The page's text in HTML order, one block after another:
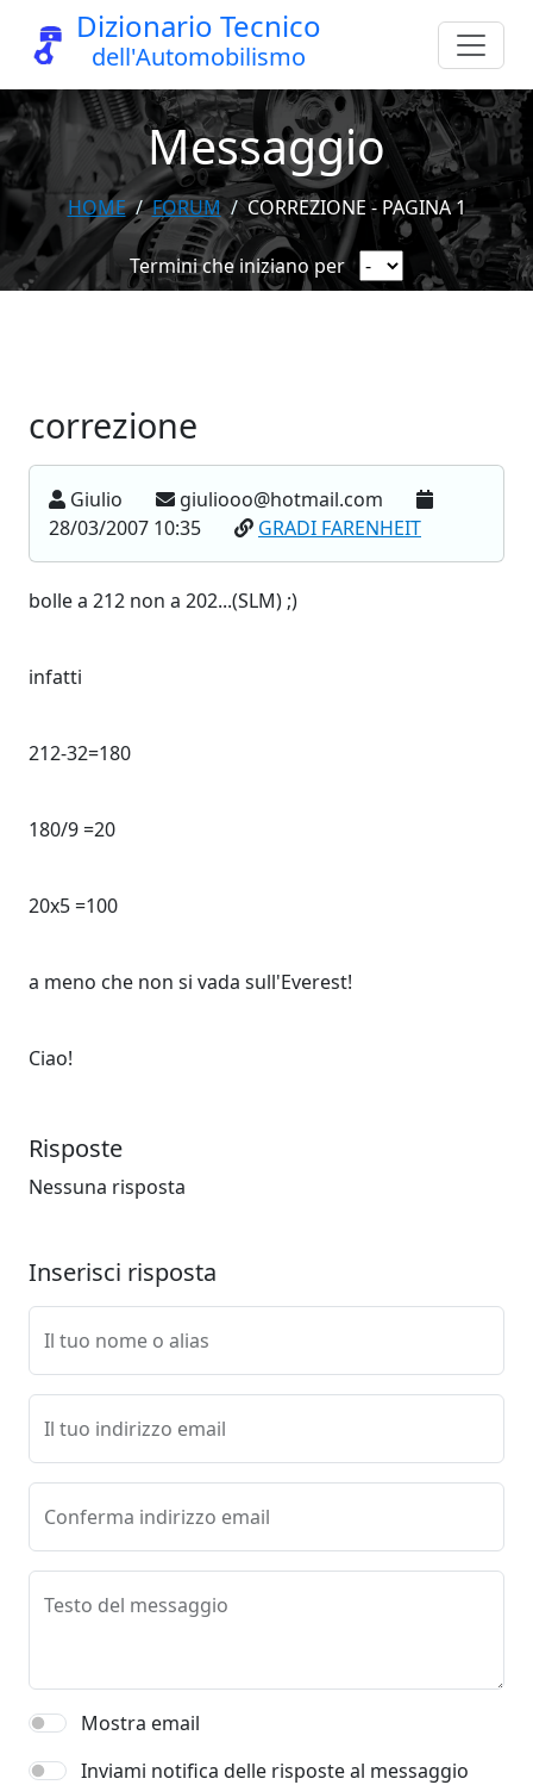
Dizionario Tecnico
dell'Automobilismo
Messaggio
HOME FORUM CORREZIONE - PAGINA 1
Termini che iniziano per
correzione
Giulio
giuliooo@hotmail.com
28/03/2007 10:35
GRADI FARENHEIT
bolle a 212 non a 202...(SLM) ;)
infatti
212-32=180
180/9 =20
20x5 =100
a meno che non si vada sull'Everest!
Ciao!
Risposte
Nessuna risposta
Inserisci risposta
Il tuo nome o alias
Il tuo indirizzo email
Conferma indirizzo email
Testo del messaggio
Mostra email
Inviami notifica delle risposte al messaggio